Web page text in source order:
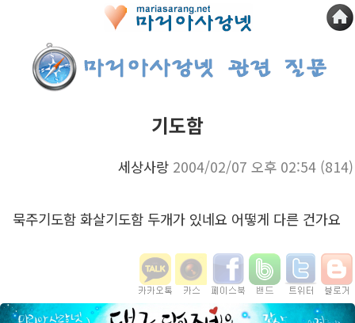
기도함
세상사랑 2004/02/07 오후 02:54 (814)
묵주기도함 화살기도함 두개가 있네요 어떻게 다른 건가요